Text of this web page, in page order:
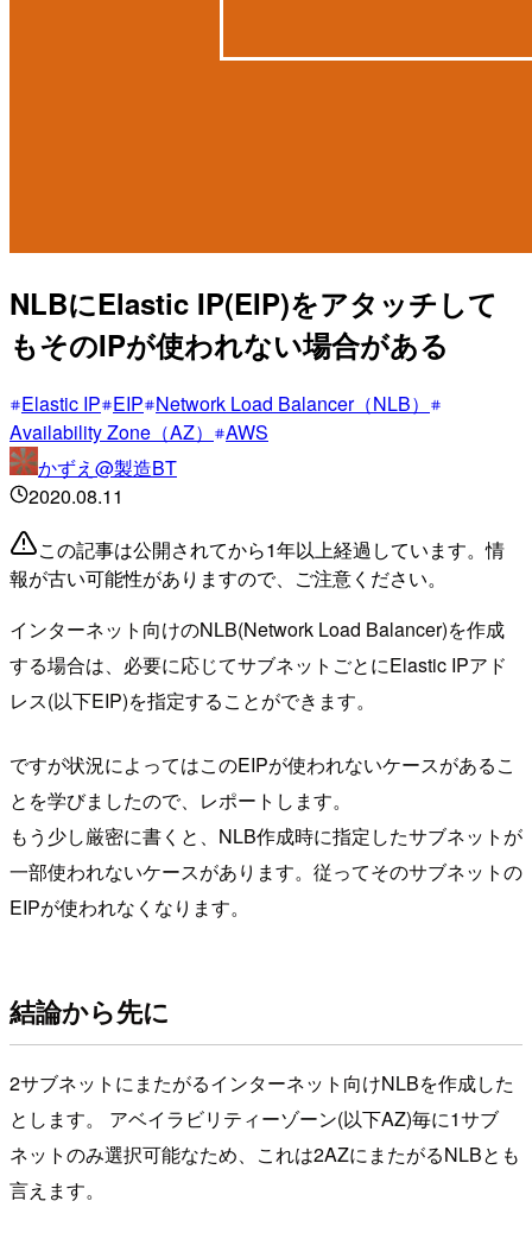
NLBにElastic IP(EIP)をアタッチして
もそのIPが使われない場合がある
Elastic IP EIP Network Load Balancer（NLB）
Availability Zone（AZ）
AWS
かずえ@製造BT
2020.08.11
この記事は公開されてから1年以上経過しています。情
報が古い可能性がありますので、ご注意ください。
インターネット向けのNLB(Network Load Balancer)を作成
する場合は、必要に応じてサブネットごとにElastic IPアド
レス(以下EIP)を指定することができます。
ですが状況によってはこのEIPが使われないケースがあるこ
とを学びましたので、レポートします。
もう少し厳密に書くと、NLB作成時に指定したサブネットが
一部使われないケースがあります。従ってそのサブネットの
EIPが使われなくなります。
結論から先に
2サブネットにまたがるインターネット向けNLBを作成した
とします。 アベイラビリティーゾーン(以下AZ)毎に1サブ
ネットのみ選択可能なため、これは2AZにまたがるNLBとも
言えます。